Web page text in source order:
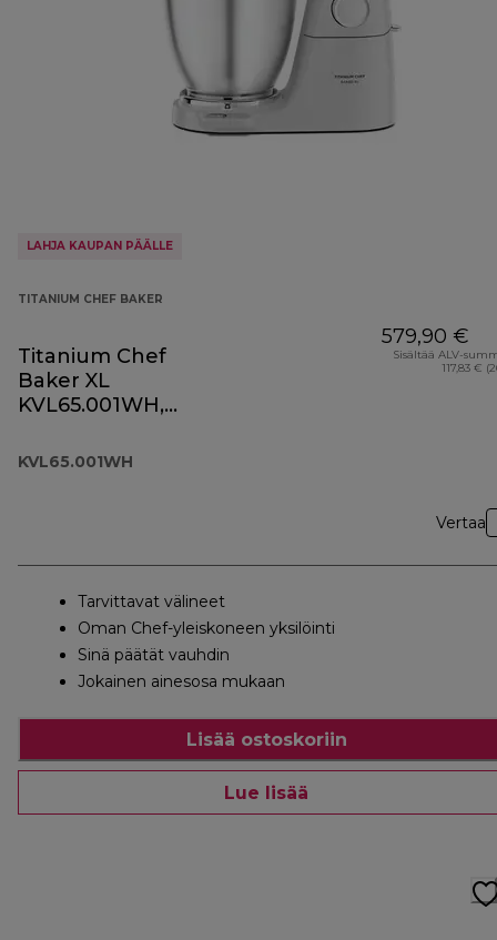
LAHJA KAUPAN PÄÄLLE
TITANIUM CHEF BAKER
Titanium Chef
Baker XL
KVL65.001WH,
KVL65.001WH
579,90 €
Sisältää ALV-
117,83 €
Vertaa
Tarvittavat välineet
Oman Chef-yleiskoneen yksilöinti
Sinä päätät vauhdin
Jokainen ainesosa mukaan
Lisää ostoskoriin
Lue lisää